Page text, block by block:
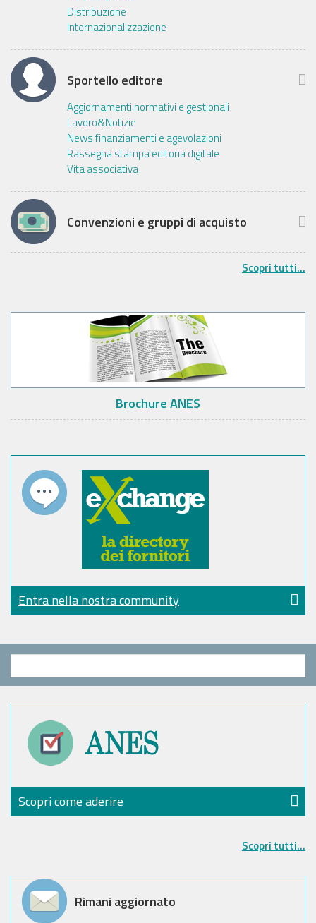
Distribuzione
Internazionalizzazione
Sportello editore
Aggiornamenti normativi e gestionali
Lavoro&Notizie
News finanziamenti e agevolazioni
Rassegna stampa editoria digitale
Vita associativa
Convenzioni e gruppi di acquisto
Scopri tutti...
Brochure ANES
Entra nella nostra community
Scopri come aderire
Scopri tutti...
Rimani aggiornato